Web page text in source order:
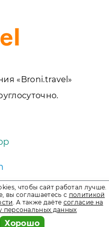
«Broni.travel»
чтобы сайт работал лучше.
вы соглашаетесь с политикой
. А также даёте согласие на
персональных данных
Хорошо